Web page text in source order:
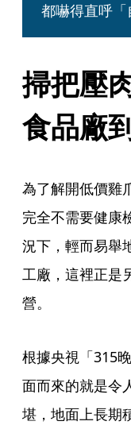
都嚇得直呼「
掃把壓
食品廠
為了解開低價雞
完全不需要健康
況下，輕而易舉
工廠，這裡正是
營。
根據央視「315
面而來的就是令
堪，地面上長期